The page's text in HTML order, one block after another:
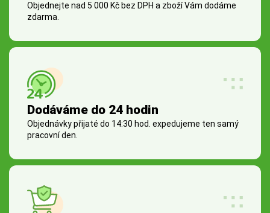
Objednejte nad 5 000 Kč bez DPH a zboží Vám dodáme
zdarma.
Dodáváme do 24 hodin
Objednávky přijaté do 14:30 hod. expedujeme ten samý
pracovní den.